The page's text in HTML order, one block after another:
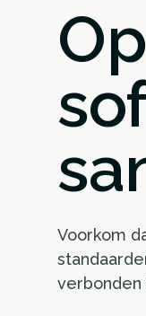
Voorkom
verbonden